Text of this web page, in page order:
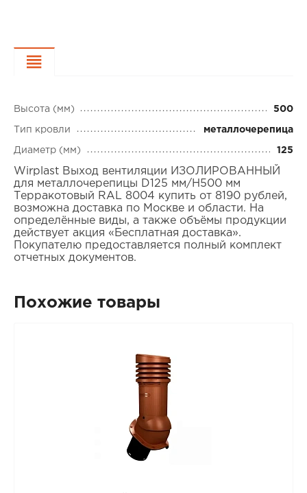
Высота (мм) 500
Тип кровли металлочерепица
Диаметр (мм) 125
Wirplast Выход вентиляции ИЗОЛИРОВАННЫЙ
для металлочерепицы D125 мм/H500 мм
Терракотовый RAL 8004 купить от 8190 рублей,
возможна доставка по Москве и области. На
определённые виды, а также объёмы продукции
действует акция «Бесплатная доставка».
Покупателю предоставляется полный комплект
отчетных документов.
Похожие товары